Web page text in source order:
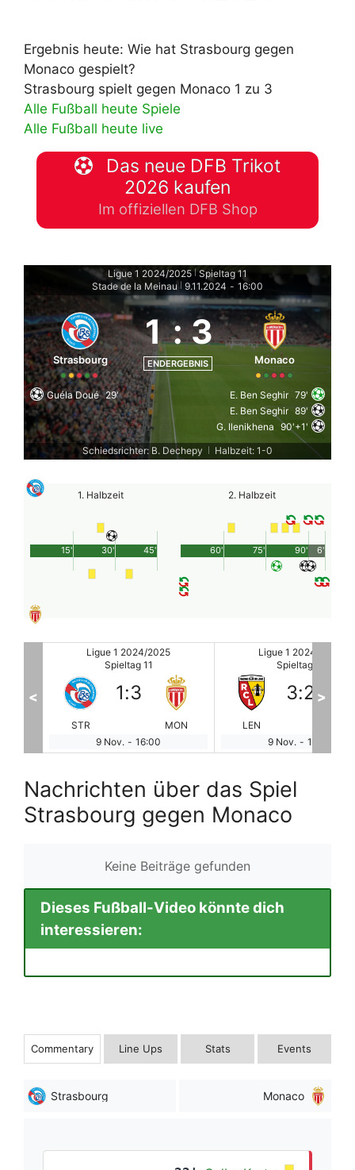
Ergebnis heute: Wie hat Strasbourg gegen
Monaco gespielt?
Strasbourg spielt gegen Monaco 1 zu 3
Alle Fußball heute Spiele
Alle Fußball heute live
Das neue DFB Trikot
2026 kaufen
Im offiziellen DFB Shop
Ligue 1 2024/2025 | Spieltag 11
Stade de la Meinau
9.11.2024 - 16:00
Strasbourg
1 : 3
ENDERGEBNIS Monaco
Guéla Doué 29' E. Ben Seghir 79'
E. Ben Seghir 89'
G. Ilenikhena 90'+1'
Schiedsrichter: B. Dechepy
Halbzeit: 1-0
1. Halbzeit
45'
15' 30'
2. Halbzeit
90'
60' 75' 6'
Ligue 1 2024/2025
Spieltag 11
LEN
3:2
NAN
9 Nov. - 18:00
Ligue 1 2024/2025
Spieltag 11
ANG
2:4
9 Nov. - 20:00
< >
Nachrichten über das Spiel
Strasbourg gegen Monaco
Keine Beiträge gefunden
Dieses Fußball-Video könnte dich
interessieren:
Commentary Line Ups Stats Events
Strasbourg Monaco